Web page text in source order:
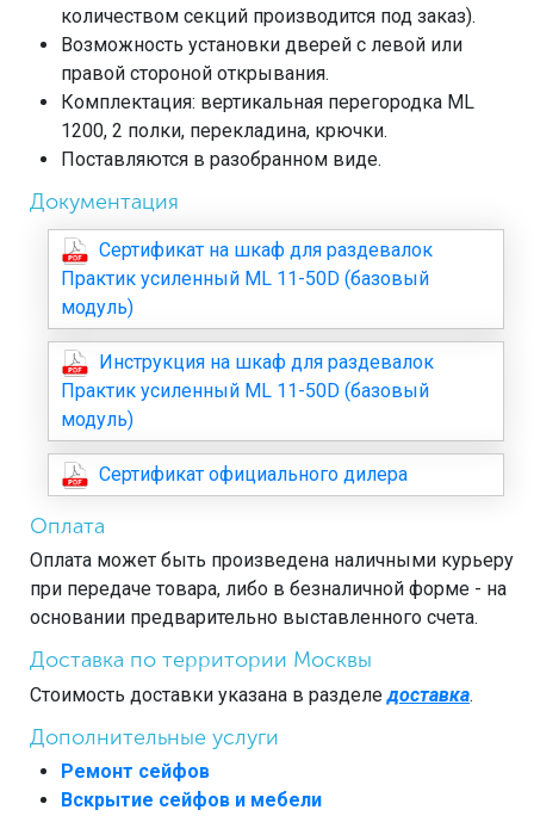
количеством секций производится под заказ).
Возможность установки дверей с левой или
правой стороной открывания.
Комплектация: вертикальная перегородка ML
1200, 2 полки, перекладина, крючки.
Поставляются в разобранном виде.
Документация
Сертификат на шкаф для раздевалок
Практик усиленный ML 11-50D (базовый
модуль)
Инструкция на шкаф для раздевалок
Практик усиленный ML 11-50D (базовый
модуль)
Сертификат официального дилера
Оплата
Оплата может быть произведена наличными курьеру
при передаче товара, либо в безналичной форме - на
основании предварительно выставленного счета.
Доставка по территории Москвы
Стоимость доставки указана в разделедоставка.
Дополнительные услуги
Ремонт сейфов
Вскрытие сейфов и мебели